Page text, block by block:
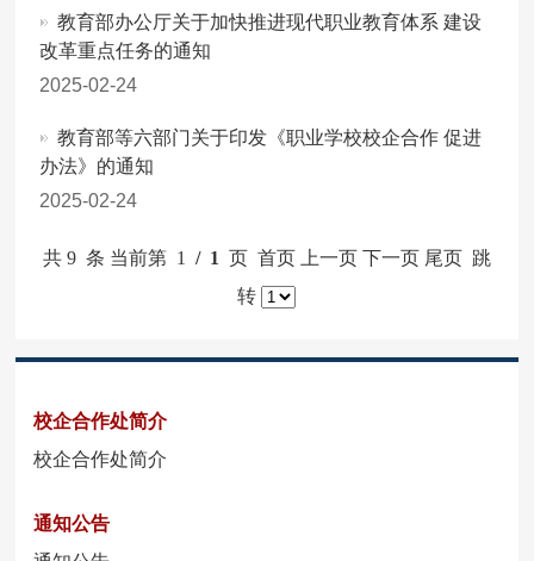
教育部办公厅关于加快推进现代职业教育体系 建设
改革重点任务的通知
2025-02-24
教育部等六部门关于印发《职业学校校企合作 促进
办法》的通知
2025-02-24
共 9 条 当前第 1 / 1 页 首页 上一页 下一页 尾页 跳
转
校企合作处简介
校企合作处简介
通知公告